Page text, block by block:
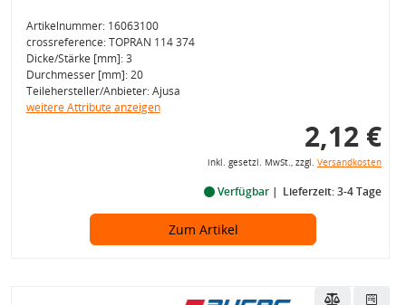
Artikelnummer: 16063100
crossreference: TOPRAN 114 374
Dicke/Stärke [mm]: 3
Durchmesser [mm]: 20
Teilehersteller/Anbieter: Ajusa
weitere Attribute anzeigen
2,12 €
inkl. gesetzl. MwSt., zzgl. Versandkosten
Verfügbar Lieferzeit: 3-4 Tage
Zum Artikel